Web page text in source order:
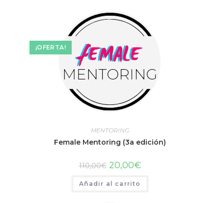
¡OFERTA!
MENTORING
Female Mentoring (3a edición)
110,00€ 20,00€
Añadir al carrito